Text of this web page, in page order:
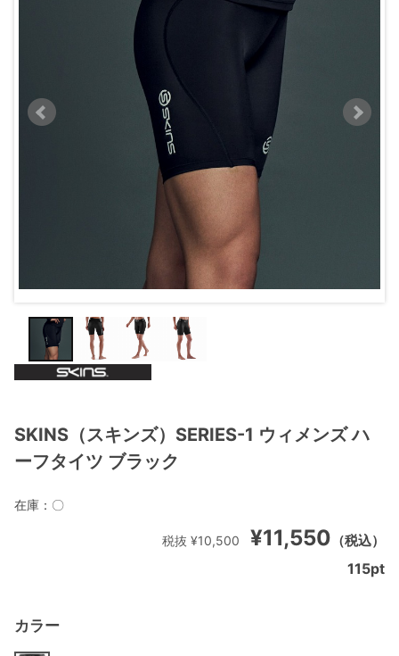
SKINS（スキンズ）SERIES-1 ウィメンズ ハ
ーフタイツ ブラック
¥11,550 （税込）
税抜 ¥10,500
カラー
在庫： 〇
115pt